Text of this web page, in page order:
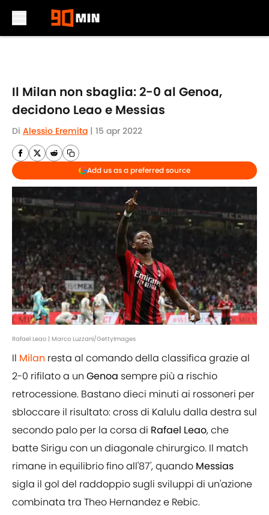
Il Milan non sbaglia: 2-0 al Genoa,
decidono Leao e Messias
Di Alessio Eremita | 15 apr 2022
Add us as a preferred source
Rafael Leao | Marco Luzzani/GettyImages
Il Milan resta al comando della classifica grazie al
2-0 rifilato a un Genoa sempre più a rischio
retrocessione. Bastano dieci minuti ai rossoneri per
sbloccare il risultato: cross di Kalulu dalla destra sul
secondo palo per la corsa di Rafael Leao, che
batte Sirigu con un diagonale chirurgico. Il match
rimane in equilibrio fino all'87', quando Messias
sigla il gol del raddoppio sugli sviluppi di un'azione
combinata tra Theo Hernandez e Rebic.